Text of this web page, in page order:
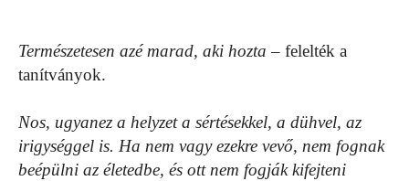
Természetesen azé marad, aki hozta – felelték a
tanítványok.
Nos, ugyanez a helyzet a sértésekkel, a dühvel, az
irigységgel is. Ha nem vagy ezekre vevő, nem fognak
beépülni az életedbe, és ott nem fogják kifejteni